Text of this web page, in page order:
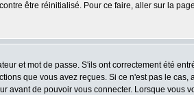
être réinitialisé. Pour ce faire, aller sur la
et mot de passe. S'ils ont correctement été
que vous avez reçues. Si ce n'est pas le
avant de pouvoir vous connecter. Lorsque